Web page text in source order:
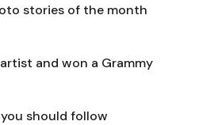
stories of the month
and won a Grammy
should follow